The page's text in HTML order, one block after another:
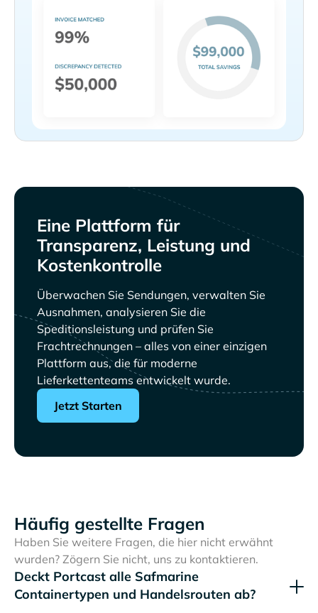
Eine Plattform für
Transparenz, Leistung und
Kostenkontrolle
Überwachen Sie Sendungen, verwalten Sie
Ausnahmen, analysieren Sie die
Speditionsleistung und prüfen Sie
Frachtrechnungen – alles von einer einzigen
Plattform aus, die für moderne
Lieferkettenteams entwickelt wurde.
Jetzt Starten
Häufig gestellte Fragen
Haben Sie weitere Fragen, die hier nicht erwähnt
wurden? Zögern Sie nicht, uns zu kontaktieren.
Deckt Portcast alle
Containertypen und Handelsrouten ab?